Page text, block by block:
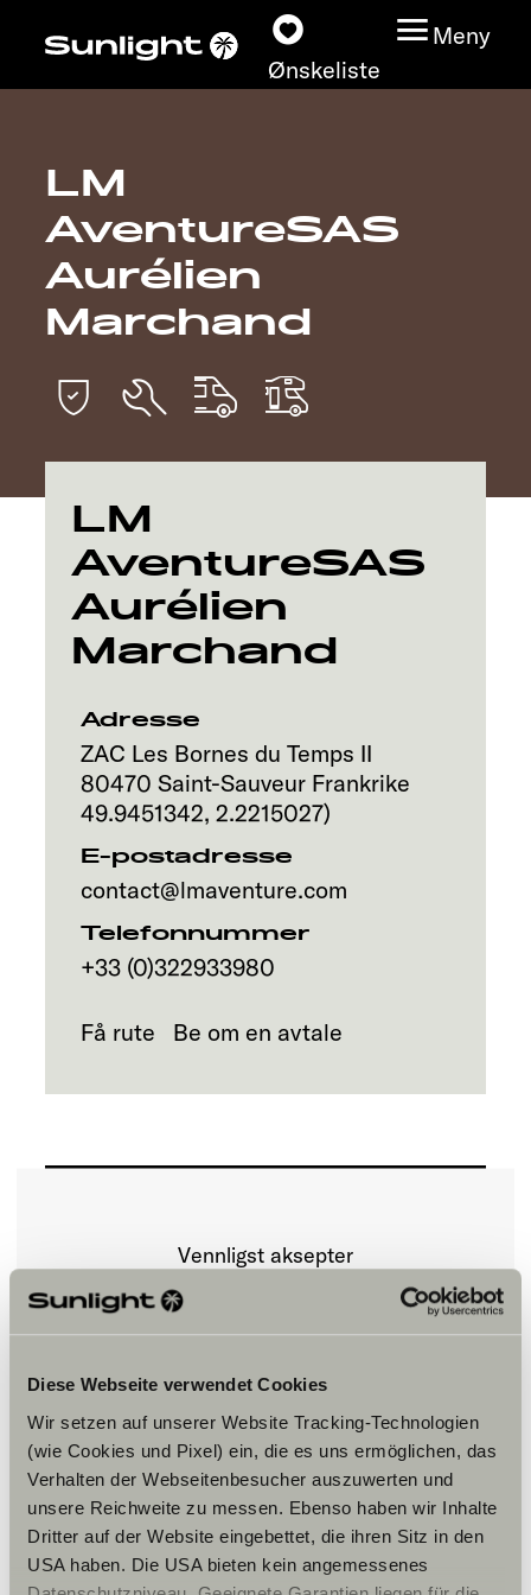
Diese Webseite verwendet Cookies
Wir setzen auf unserer Website Tracking-Technologien
(wie Cookies und Pixel) ein, die es uns ermöglichen, das
Verhalten der Webseitenbesucher auszuwerten und
unsere Reichweite zu messen. Ebenso haben wir Inhalte
Dritter auf der Website eingebettet, die ihren Sitz in den
USA haben. Die USA bieten kein angemessenes
Ønskeliste
Meny
Modeller
Konfigurator
Finn din Sunlight
Finn forhandler
Service
LM
AventureSAS
Aurélien
Marchand
LM
AventureSAS
Aurélien
Marchand
Adresse
ZAC Les Bornes du Temps II
80470 Saint-Sauveur Frankrike
49.9451342, 2.2215027)
E-postadresse
contact@lmaventure.com
Telefonnummer
+33 (0)322933980
Få rute Be om en avtale
Vennligst aksepter
markedsføringscookies for å se
Innstillinger for cookies